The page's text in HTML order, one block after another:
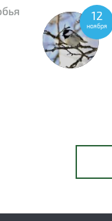
12
ноября